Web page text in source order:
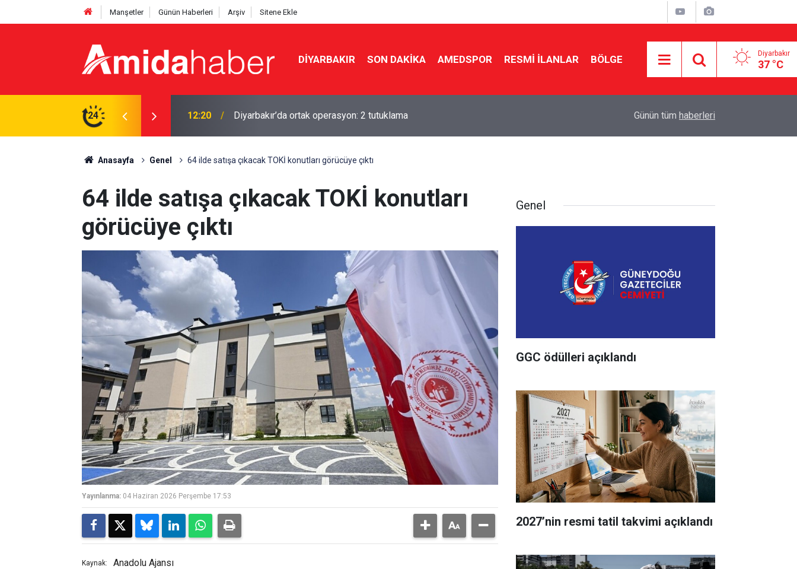
Manşetler Günün Haberleri Arşiv Sitene Ekle
DIYARBAKIR SON DAKIKA AMEDSPOR RESMI İLANLAR BÖLGE Diyarbakır
37 °C
24 12:15 Diyarbakır’dan tarihi yasaya tam destek DİSKİ’den mesajlı anlık uyarı: Yaklaşmayın
Günün tüm haberleri
Anasayfa Genel 64 ilde satışa çıkacak TOKİ konutları görücüye çıktı
64 ilde satışa çıkacak TOKİ konutları
görücüye çıktı
Yayınlanma: 04 Haziran 2026 Perşembe 17:53
Kaynak: Anadolu Ajansı
Genel
GGC ödülleri açıklandı
2027’nin resmi tatil takvimi açıklandı